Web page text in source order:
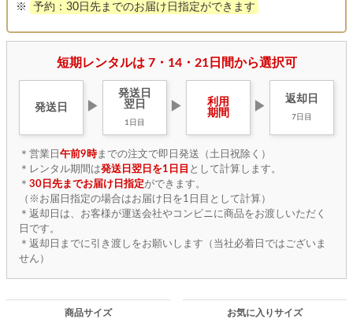
※
予約：30日先までのお届け日指定ができます
短期レンタルは 7・14・21日間から選択可
発送日 ▶
発送日
翌日
1日目
▶
利用
期間
▶
返却日
7日目
＊営業日 午前9時までの注文で即日発送（土日祝除く）
＊レンタル期間は発送日翌日を1日目 として計算します。
＊ 30日先までお届け日指定ができます。
（※お届日指定の場合はお届け日を1日目として計算）
＊返却日は、お客様が運送会社やコンビニに商品をお渡しいただく
日です。
＊返却日までに引き渡しをお願いします（当社必着日ではございま
せん）
商品サイズ お気に入りサイズ